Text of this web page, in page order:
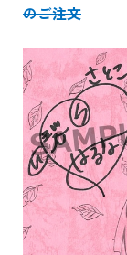
のご注文